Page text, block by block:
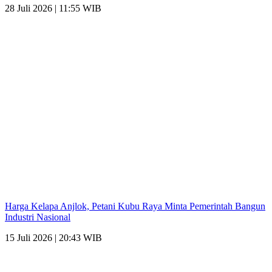
28 Juli 2026 | 11:55 WIB
Harga Kelapa Anjlok, Petani Kubu Raya Minta Pemerintah Bangun
Industri Nasional
15 Juli 2026 | 20:43 WIB